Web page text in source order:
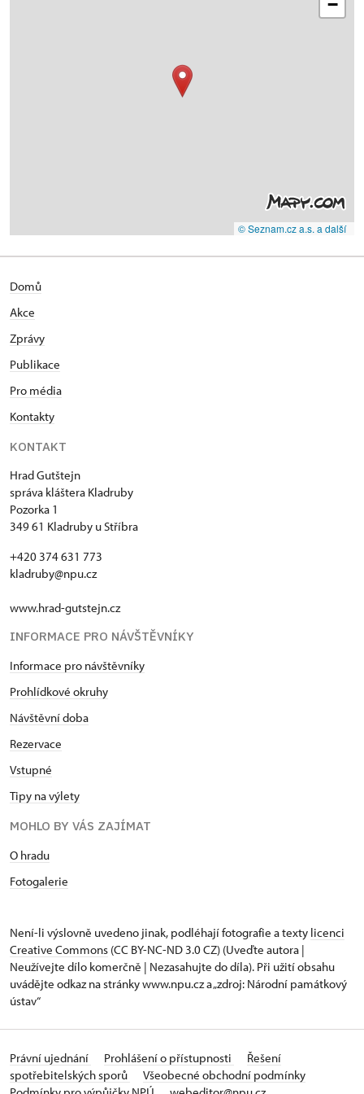
−
© Seznam.cz a.s. a další
Domů
Akce
Zprávy
Publikace
Pro média
Kontakty
KONTAKT
Hrad Gutštejn
správa kláštera Kladruby
Pozorka 1
349 61 Kladruby u Stříbra
+420 374 631 773
kladruby@npu.cz
www.hrad-gutstejn.cz
INFORMACE PRO NÁVŠTĚVNÍKY
Informace pro návštěvníky
Prohlídkové okruhy
Návštěvní doba
Rezervace
Vstupné
Tipy na výlety
MOHLO BY VÁS ZAJÍMAT
O hradu
Fotogalerie
Není-li výslovně uvedeno jinak, podléhají fotografie a texty licenci
Creative Commons (CC BY-NC-ND 3.0 CZ) (Uveďte autora |
Neužívejte dílo komerčně | Nezasahujte do díla). Při užití obsahu
uvádějte odkaz na stránky www.npu.cz a „zdroj: Národní památkový
ústav“
Právní ujednání Prohlášení o přístupnosti
Řešení
spotřebitelských sporů
Všeobecné obchodní podmínky